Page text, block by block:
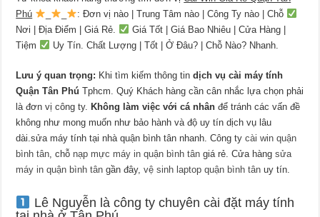
Phú
: Đơn vị nào | Trung Tâm nào | Công Ty nào | Chỗ
Nơi | Địa Điểm | Giá Rẻ.
Giá Tốt | Giá Bao Nhiêu | Cửa Hàng |
Tiệm
Uy Tín. Chất Lượng | Tốt | Ở Đâu? | Chỗ Nào? Nhanh.
Lưu ý quan trọng: Khi tìm kiếm thông tindịch vụ cài máy tính
Quận Tân PhúTphcm. Quý Khách hàng cần cân nhắc lựa chọn phải
là đơn vị công ty. Không làm việc với cá nhân để tránh các vấn đề
không như mong muốn như bảo hành và độ uy tín dịch vụ lâu
dài.sửa máy tính tại nhà quận bình tân nhanh. Công tycài win quận
bình tân , chỗ nạp mực máy in quận bình tân giá rẻ. Cửa hàngsửa
máy in quận bình tân gần đây,vệ sinh laptop quận bình tân uy tín.
Lê Nguyễn là công ty chuyên cài đặt máy tính